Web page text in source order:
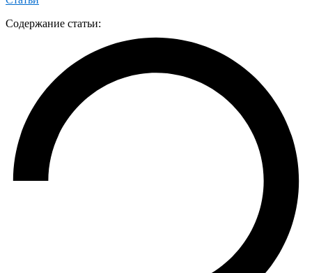
Содержание статьи: